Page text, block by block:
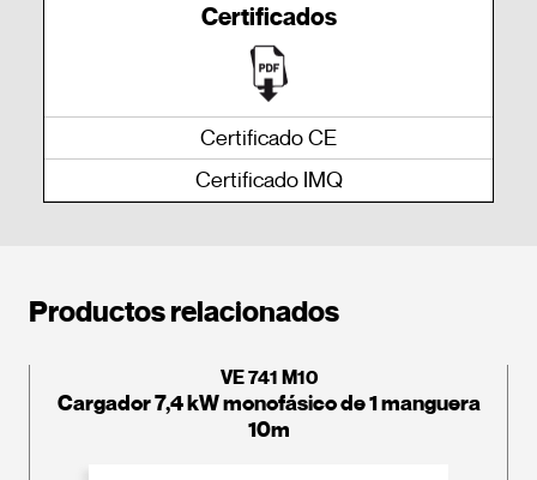
Certificados
Certificado CE
Certificado IMQ
Productos relacionados
VE 741 M10
Cargador 7,4 kW monofásico de 1 manguera
10m